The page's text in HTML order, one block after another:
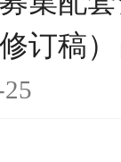
修订稿）